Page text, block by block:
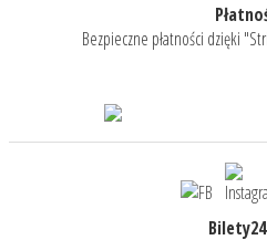
Bezpieczne płatności dzięki